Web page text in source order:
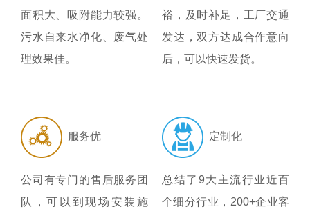
面积大、吸附能力较强。
污水自来水净化、废气处
理效果佳。
裕，及时补足，工厂交通
发达，双方达成合作意向
后，可以快速发货。
服务优
公司有专门的售后服务团
队，可以到现场安装施
定制化
总结了9大主流行业近百
个细分行业，200+企业客